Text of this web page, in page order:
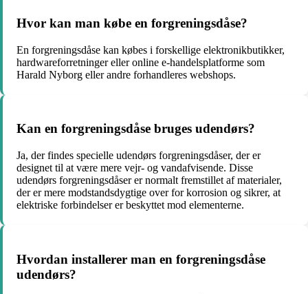
Hvor kan man købe en forgreningsdåse?
En forgreningsdåse kan købes i forskellige elektronikbutikker,
hardwareforretninger eller online e-handelsplatforme som
Harald Nyborg eller andre forhandleres webshops.
Kan en forgreningsdåse bruges udendørs?
Ja, der findes specielle udendørs forgreningsdåser, der er
designet til at være mere vejr- og vandafvisende. Disse
udendørs forgreningsdåser er normalt fremstillet af materialer,
der er mere modstandsdygtige over for korrosion og sikrer, at
elektriske forbindelser er beskyttet mod elementerne.
Hvordan installerer man en forgreningsdåse
udendørs?